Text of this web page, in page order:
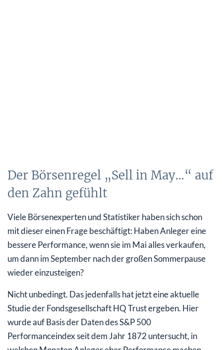
Der Börsenregel „Sell in May…“ auf
den Zahn gefühlt
Viele Börsenexperten und Statistiker haben sich schon
mit dieser einen Frage beschäftigt: Haben Anleger eine
bessere Performance, wenn sie im Mai alles verkaufen,
um dann im September nach der großen Sommerpause
wieder einzusteigen?
Nicht unbedingt. Das jedenfalls hat jetzt eine aktuelle
Studie der Fondsgesellschaft HQ Trust ergeben. Hier
wurde auf Basis der Daten des S&P 500
Performanceindex seit dem Jahr 1872 untersucht, in